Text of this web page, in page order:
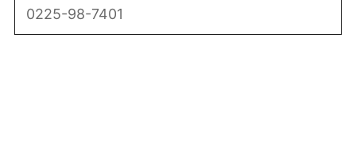
0225-98-7401